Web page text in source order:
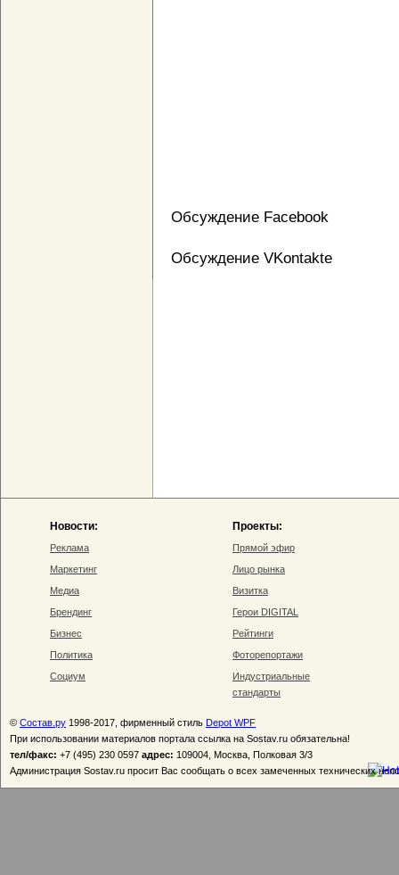
Обсуждение Facebook
Обсуждение VKontakte
Новости:
Реклама
Маркетинг
Медиа
Брендинг
Бизнес
Политика
Социум
Проекты:
Прямой эфир
Лицо рынка
Визитка
Герои DIGITAL
Рейтинги
Фоторепортажи
Индустриальные
стандарты
© Состав.ру 1998-2017, фирменный стиль Depot WPF
При использовании материалов портала ссылка на Sostav.ru обязательна!
тел/факс: +7 (495) 230 0597 адрес: 109004, Москва, Полковая 3/3
Администрация Sostav.ru просит Вас сообщать о всех замеченных технических